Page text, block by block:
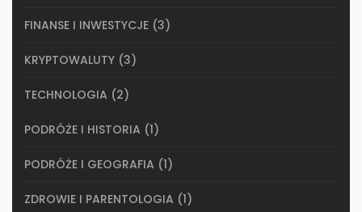
FINANSE I INWESTYCJE (3)
KRYPTOWALUTY (3)
TECHNOLOGIA (2)
PODRÓŻE I HISTORIA (1)
PODRÓŻE I GEOGRAFIA (1)
ZDROWIE I PARENTOLOGIA (1)